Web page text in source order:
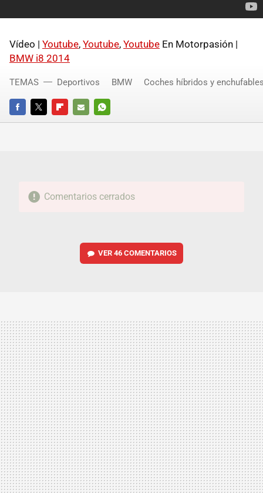
Vídeo | Youtube, Youtube, Youtube En Motorpasión |
BMW i8 2014
FACEBOOKTWITTERFLIPBOARD
E-
WHATSAPP
TEMAS Deportivos BMW Coches híbridos y
Comentarios cerrados
VER 46 COMENTARIOS